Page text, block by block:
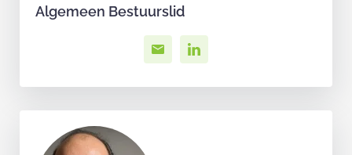
Algemeen Bestuurslid